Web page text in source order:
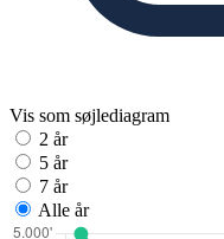
Vis som søjlediagram
2 år
5 år
7 år
Alle år